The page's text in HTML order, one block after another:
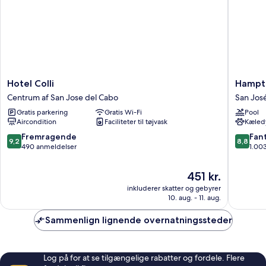
Hotel
Colli
Centrum
af
San
Jose
del
Hotel Colli
Centrum af San Jose del Cabo
Gratis parkering
Gratis Wi-Fi
Aircondition
Faciliteter til tøjvask
9.2
ud
9,2 Fremragende
490 anmeldelser
Prisen
451 kr.
451 kr.
inkluderer skatter og gebyrer
10. aug. - 11. aug.
Inn
&
Suites
by
Hilton
Los
San
Pool
8.8
ud
8,8
Sammenlign lignende overnatningssteder
Log på for at se tilgængelige rabatter og fordele. Flere